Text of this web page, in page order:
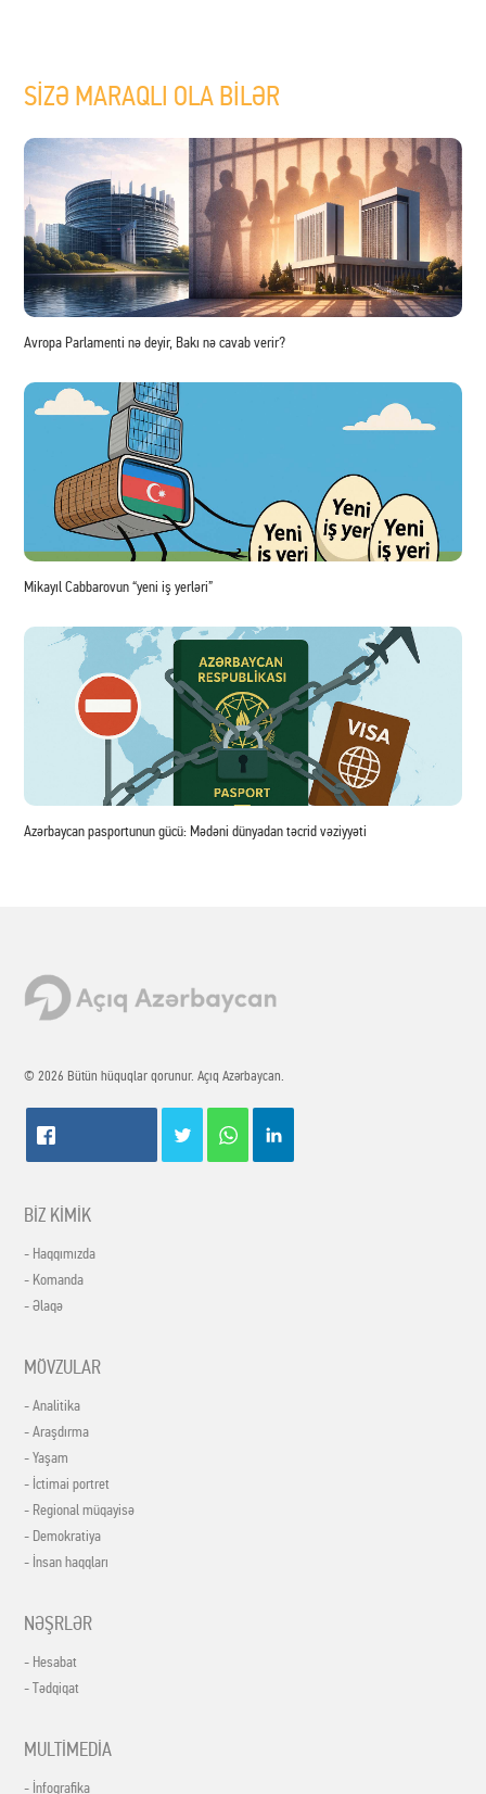
SİZƏ MARAQLI OLA BİLƏR
Avropa Parlamenti nə deyir, Bakı nə cavab verir?
Mikayıl Cabbarovun “yeni iş yerləri”
Azərbaycan pasportunun gücü: Mədəni dünyadan təcrid vəziyyəti
© 2026 Bütün hüquqlar qorunur. Açıq Azərbaycan.
BİZ KİMİK
- Haqqımızda
- Komanda
- Əlaqə
MÖVZULAR
- Analitika
- Araşdırma
- Yaşam
- İctimai portret
- Regional müqayisə
- Demokratiya
- İnsan haqqları
NƏŞRLƏR
- Hesabat
- Tədqiqat
MULTİMEDİA
- İnfoqrafika